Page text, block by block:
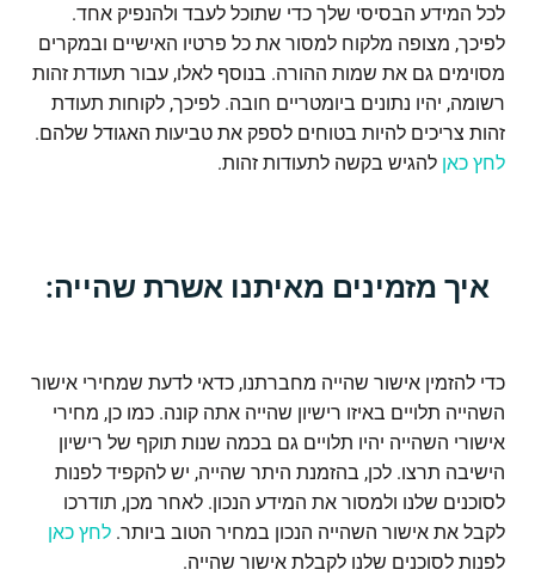
לכל המידע הבסיסי שלך כדי שתוכל לעבד ולהנפיק אחד.
לפיכך, מצופה מלקוח למסור את כל פרטיו האישיים ובמקרים
מסוימים גם את שמות ההורה. בנוסף לאלו, עבור תעודת זהות
רשומה, יהיו נתונים ביומטריים חובה. לפיכך, לקוחות תעודת
זהות צריכים להיות בטוחים לספק את טביעות האגודל שלהם.
לחץ כאן להגיש בקשה לתעודות זהות.
איך מזמינים מאיתנו אשרת שהייה:
כדי להזמין אישור שהייה מחברתנו, כדאי לדעת שמחירי אישור
השהייה תלויים באיזו רישיון שהייה אתה קונה. כמו כן, מחירי
אישורי השהייה יהיו תלויים גם בכמה שנות תוקף של רישיון
הישיבה תרצו. לכן, בהזמנת היתר שהייה, יש להקפיד לפנות
לסוכנים שלנו ולמסור את המידע הנכון. לאחר מכן, תודרכו
לקבל את אישור השהייה הנכון במחיר הטוב ביותר. לחץ כאן
לפנות לסוכנים שלנו לקבלת אישור שהייה.